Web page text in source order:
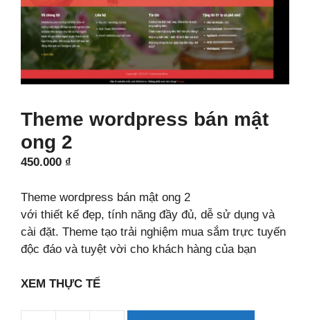
Theme wordpress bán mật
ong 2
450.000 ₫
Theme wordpress bán mật ong 2
với thiết kế đẹp, tính năng đầy đủ, dễ sử dụng và
cài đặt. Theme tạo trải nghiệm mua sắm trực tuyến
độc đáo và tuyệt vời cho khách hàng của bạn
XEM THỰC TẾ